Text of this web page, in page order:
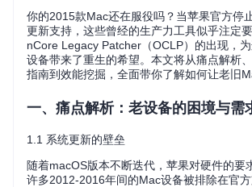
你的2015款Mac还在服役吗？当苹果官方停
更新支持，这些曾经的生产力工具似乎注定
nCore Legacy Patcher（OCLP）的出现，
设备带来了重生的希望。本文将从痛点解析
指南到效能挖掘，全面带你了解如何让老旧
一、痛点解析：老设备的困境与需
1.1 系统更新的壁垒
随着macOS版本不断迭代，苹果对硬件的要
许多2012-2016年间的Mac设备被排除在官方